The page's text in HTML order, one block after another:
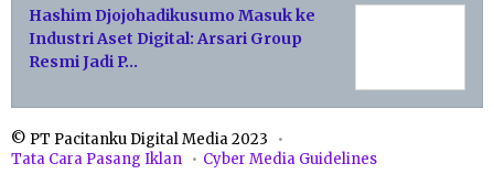
Hashim Djojohadikusumo Masuk ke
Industri Aset Digital: Arsari Group
Resmi Jadi P…
© PT Pacitanku Digital Media 2023
Tata Cara Pasang Iklan
Cyber Media Guidelines